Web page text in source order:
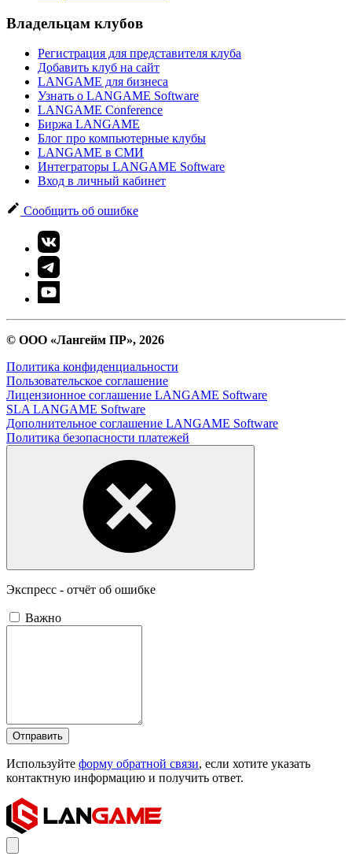
Владельцам клубов
Регистрация для представителя клуба
Добавить клуб на сайт
LANGAME для бизнеса
Узнать о LANGAME Software
LANGAME Conference
Биржа LANGAME
Блог про компьютерные клубы
LANGAME в СМИ
Интеграторы LANGAME Software
Вход в личный кабинет
Сообщить об ошибке
© ООО «Лангейм ПР», 2026
Политика конфиденциальности
Пользовательское соглашение
Лицензионное соглашение LANGAME Software
SLA LANGAME Software
Дополнительное соглашение LANGAME Software
Политика безопасности платежей
Экспресс - отчёт об ошибке
Важно
Отправить
Используйте форму обратной связи, если хотите указать
контактную информацию и получить ответ.